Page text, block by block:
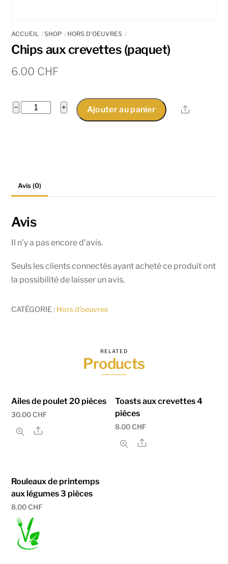
ACCUEIL SHOP HORS D'OEUVRES
Chips aux crevettes (paquet)
6.00 CHF
−
quantité
+ Ajouter au panier Share
Avis (0)
Avis
Il n’y a pas encore d’avis.
Seuls les clients connectés ayant acheté ce produit ont
la possibilité de laisser un avis.
CATÉGORIE : Hors d'oeuvres
RELATED
Products
Ailes de poulet 20 pièces
30.00CHF
Share
Toasts aux crevettes 4
pièces
8.00CHF
Share
Rouleaux de printemps
aux légumes 3 pièces
8.00CHF